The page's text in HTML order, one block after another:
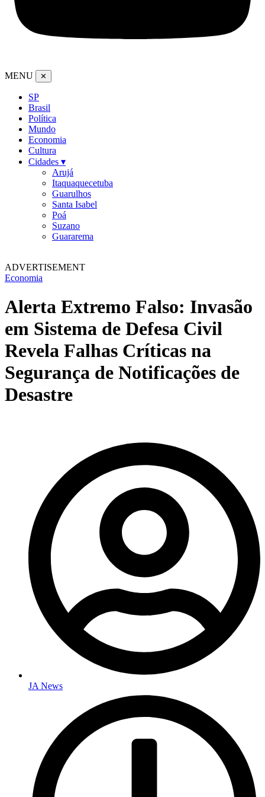
MENU ✕
SP
Brasil
Política
Mundo
Economia
Cultura
Cidades ▾
Arujá
Itaquaquecetuba
Guarulhos
Santa Isabel
Poá
Suzano
Guararema
ADVERTISEMENT
Economia
Alerta Extremo Falso: Invasão
em Sistema de Defesa Civil
Revela Falhas Críticas na
Segurança de Notificações de
Desastre
JA News